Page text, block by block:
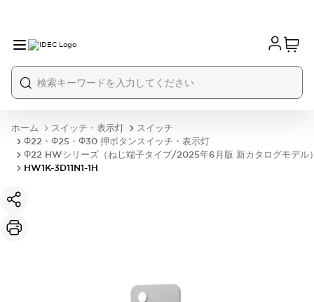
ホーム スイッチ・表示灯
スイッチ
Φ22・Φ25・Φ30 押ボタンスイッチ・表示灯
Φ22 HWシリーズ（ねじ端子タイプ/2025年6月版 新カタログモデル
HW1K-3D11N1-1H